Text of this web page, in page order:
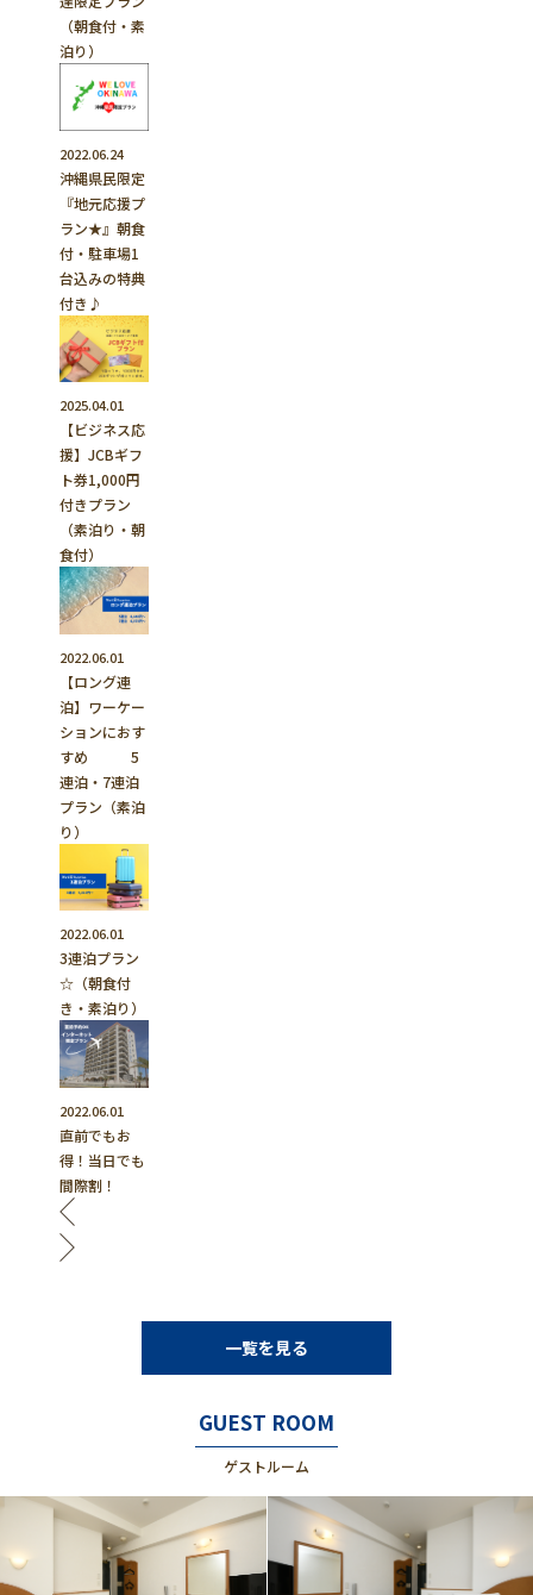
（朝食付・素
泊り）
2022.06.24
沖縄県民限定
『地元応援プ
ラン★』朝食
付・駐車場1
台込みの特典
付き♪
2025.04.01
【ビジネス応
援】JCBギフ
ト券1,000円
付きプラン
（素泊り・朝
食付）
2022.06.01
【ロング連
泊】ワーケー
ションにおす
すめ 5
連泊・7連泊
プラン（素泊
り）
2022.06.01
3連泊プラン
☆（朝食付
き・素泊り）
2022.06.01
直前でもお
得！当日でも
間際割！
一覧を見る
GUEST ROOM
ゲストルーム